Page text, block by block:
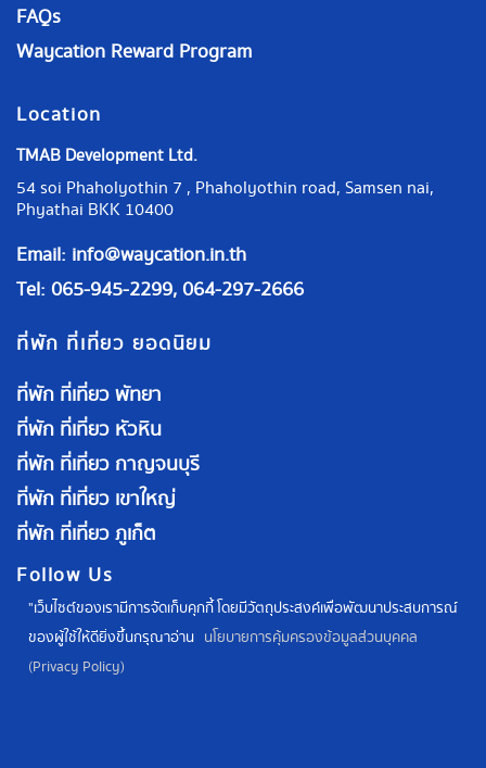
FAQs
Waycation Reward Program
Location
TMAB Development Ltd.
54 soi Phaholyothin 7 , Phaholyothin road, Samsen nai,
Phyathai BKK 10400
Email: info@waycation.in.th
Tel: 065-945-2299, 064-297-2666
ที่พัก ที่เที่ยว ยอดนิยม
ที่พัก ที่เที่ยว พัทยา
ที่พัก ที่เที่ยว หัวหิน
ที่พัก ที่เที่ยว กาญจนบุรี
ที่พัก ที่เที่ยว เขาใหญ่
ที่พัก ที่เที่ยว ภูเก็ต
Follow Us
Line Official: @waycation.th
"เว็บไซต์ของเรามีการจัดเก็บคุกกี้ โดยมีวัตถุประสงค์เพื่อพัฒนาประสบการณ์
ของผู้ใช้ให้ดียิ่งขึ้นกรุณาอ่าน นโยบายการคุ้มครองข้อมูลส่วนบุคคล
(Privacy Policy)